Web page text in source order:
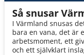
Så snusar
I Värmland snusas
bara en vana, det är
arbetsmoment, ett
och ett självklart